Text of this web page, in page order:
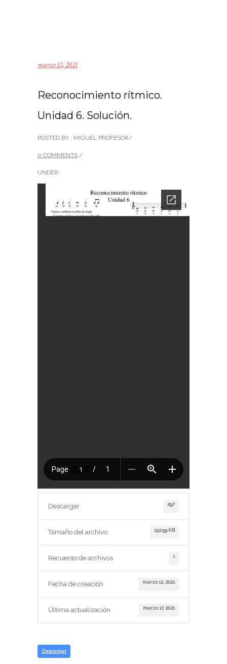
marzo 12, 2021
Reconocimiento rítmico.
Unidad 6. Solución.
POSTED BY : MIGUEL PROFESOR/
0 COMMENTS /
UNDER :
Descargar 297
Tamaño del archivo 152.59 KB
Recuento de archivos 1
Fecha de creación marzo 12, 2021
Última actualización marzo 17, 2021
Descargar